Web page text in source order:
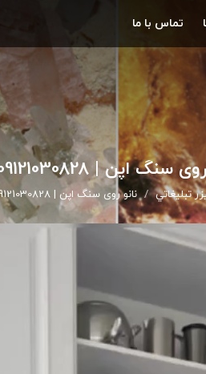
تماس با ما
سنگ اپن | 09121030828
تبليغاتي نانو روی سنگ اپن | 09121030828